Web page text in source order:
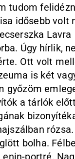
tudom
idősebb volt
Lavra
Úgy hírlik,
Ott volt
is két
győzöm
a tárlók
bolha.
portré.